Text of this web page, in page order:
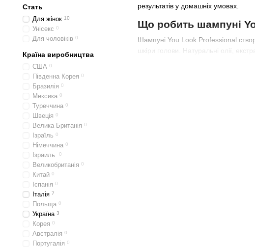
результатів у домашніх умовах.
Що робить шампуні
Шампуні You Look Professional
шкіри голови. Натуральні олії,
Стать
Для жінок 10
Унісекс 0
Для чоловіків 0
Країна виробництва
США 0
Південна Корея 0
Бразилія 0
Мексика 0
Туреччина 0
Швеція 0
Велика Британія 0
Ізраїль 0
Німеччина 0
Ізраиль 0
Великобританія 0
Китай 0
Іспанія 0
Італія 7
Польща 0
Україна 3
Корея 0
Австралія 0
Португалія 0